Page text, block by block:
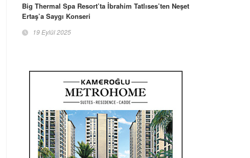
Big Thermal Spa Resort’ta İbrahim Tatlıses’ten Neşet
Ertaş’a Saygı Konseri
19 Eylül 2025